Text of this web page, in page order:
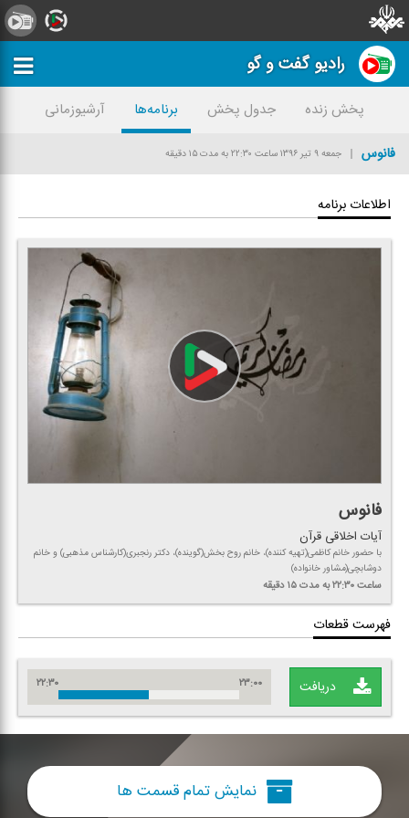
رادیو گفت و گو
پخش زنده جدول پخش برنامه‌ها
آرشیوزمانی
فانوس
جمعه ۹ تیر ۱۳۹۶ ساعت ۲۲:۳۰ به مدت ۱۵ دقیقه
اطلاعات برنامه
فانوس
آیات اخلاقی قرآن
با حضور خانم كاظمی(تهیه كننده)، خانم روح بخش(گوینده)، دكتر رنجبری(كارشناس مذهبی) و خانم
دوشابچی(مشاور خانواده)
ساعت ۲۲:۳۰ به مدت ۱۵ دقیقه
فهرست قطعات
دریافت ۲۲:۳۰ ۲۳:۰۰
نمایش تمام قسمت ها